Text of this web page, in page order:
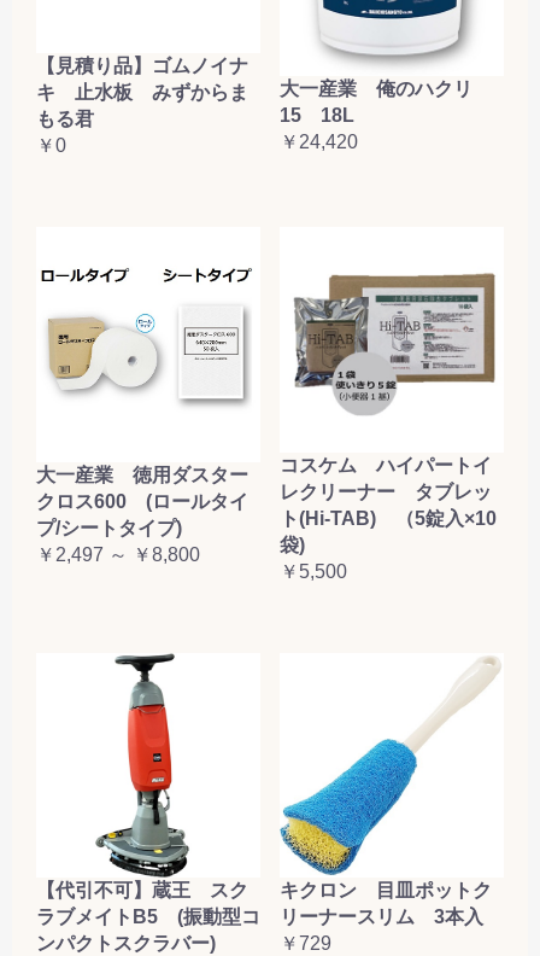
【見積り品】ゴムノイナ
キ 止水板 みずからま
もる君
￥0
大一産業 俺のハクリ
15 18L
￥24,420
大一産業 徳用ダスター
クロス600 (ロールタイ
プ/シートタイプ)
￥2,497 ～ ￥8,800
コスケム ハイパートイ
レクリーナー タブレッ
ト(Hi-TAB) （5錠入×10
袋)
￥5,500
【代引不可】蔵王 スク
ラブメイトB5 (振動型コ
ンパクトスクラバー)
キクロン 目皿ポットク
リーナースリム 3本入
￥729